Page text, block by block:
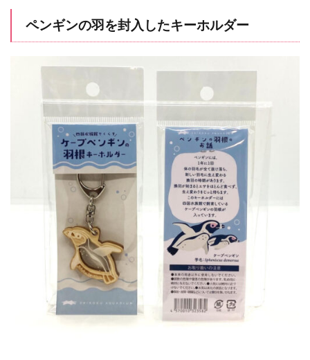
ペンギンの羽を封入したキーホルダー